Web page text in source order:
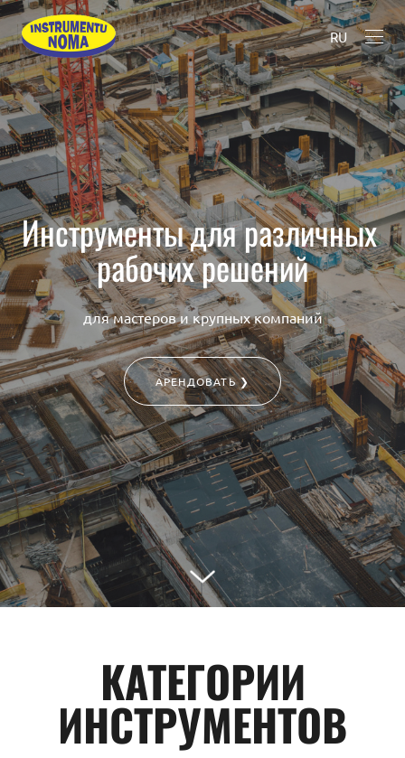
RU
Инструменты для различных
рабочих решений
для мастеров и крупных компаний
АРЕНДОВАТЬ ❯
КАТЕГОРИИ
ИНСТРУМЕНТОВ